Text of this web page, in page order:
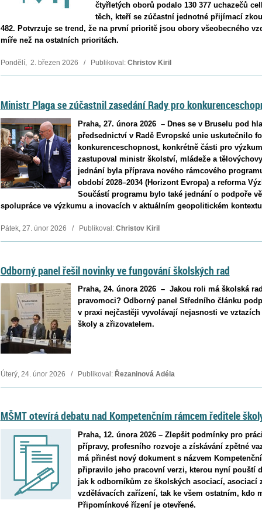
čtyřletých oborů podalo 130 377 uchazečů
těch, kteří se zúčastní jednotné přijímací
482. Potvrzuje se trend, že na první prioritě jsou obory všeobecného
míře než na ostatních prioritách.
Pondělí, 2. březen 2026 / Publikoval: Christov Kiril
Ministr Plaga se zúčastnil zasedání Rady pro
Praha, 27. února 2026 – Dnes se v Bruselu pod
předsednictví v Radě Evropské unie uskutečnilo
konkurenceschopnost, konkrétně části pro
zastupoval ministr školství, mládeže a
jednání byla příprava nového rámcového
období 2028–2034 (Horizont Evropa) a reforma
Součástí programu bylo také jednání o podpoře
spolupráce ve výzkumu a inovacích v aktuálním geopolitickém
Pátek, 27. únor 2026 / Publikoval: Christov Kiril
Odborný panel řešil novinky ve fungování školských rad
Praha, 24. února 2026 –⁠⁠⁠⁠⁠⁠ Jakou roli má školská
pravomoci? Odborný panel Středního článku
v praxi nejčastěji vyvolávají nejasnosti ve
školy a zřizovatelem.
Úterý, 24. únor 2026 / Publikoval: Řezaninová Adéla
MŠMT otevírá debatu nad Kompetenčním rámcem ředitele
Praha, 12. února 2026 – Zlepšit podmínky pro
přípravy, profesního rozvoje a získávání zpětné
má přinést nový dokument s názvem
připravilo jeho pracovní verzi, kterou nyní pouští
jak k odborníkům ze školských asociací, asociací
vzdělávacích zařízení, tak ke všem ostatním, kdo
Připomínkové řízení je otevřené.